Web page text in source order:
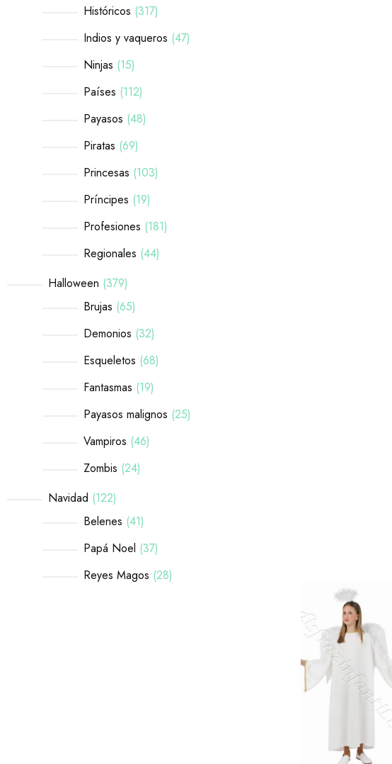
Históricos 317
Indios y vaqueros 47
Ninjas 15
Países 112
Payasos 48
Piratas 69
Princesas 103
Príncipes 19
Profesiones 181
Regionales 44
Halloween 379
Brujas 65
Demonios 32
Esqueletos 68
Fantasmas 19
Payasos malignos 25
Vampiros 46
Zombis 24
Navidad 122
Belenes 41
Papá Noel 37
Reyes Magos 28